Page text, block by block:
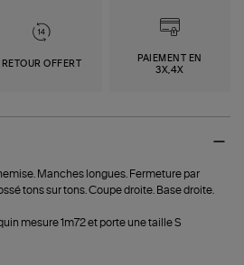
RETOUR OFFERT
PAIEMENT EN
3X,4X
Manches longues. Fermeture par
tons sur tons. Coupe droite. Base droite.
mesure 1m72 et porte une taille S